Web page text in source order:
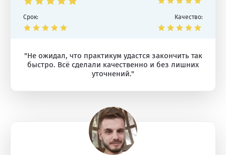
Срок: Качество:
"Не ожидал, что практикум удастся закончить так
быстро. Всё сделали качественно и без лишних
уточнений."